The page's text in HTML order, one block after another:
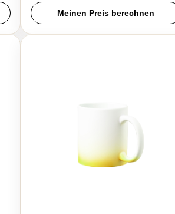
Meinen Preis berechnen